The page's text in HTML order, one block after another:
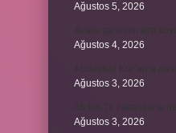
Ağustos 5, 2026
Ağustos 4, 2026
Ağustos 3, 2026
Ağustos 3, 2026